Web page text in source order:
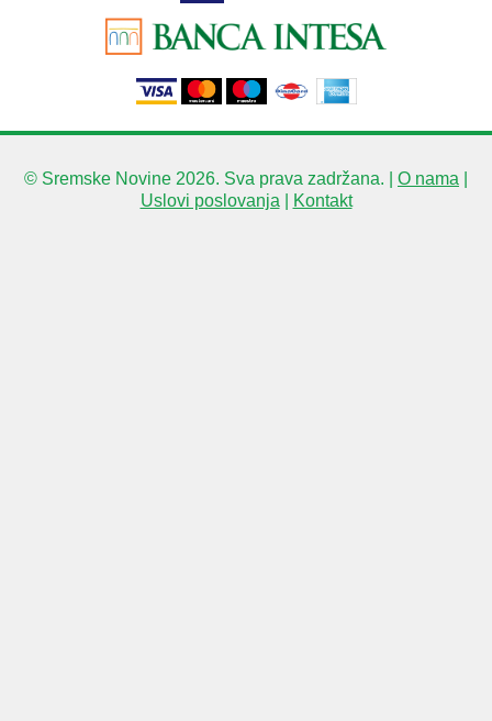
© Sremske Novine 2026. Sva prava zadržana. | O nama
Uslovi poslovanja
Kontakt